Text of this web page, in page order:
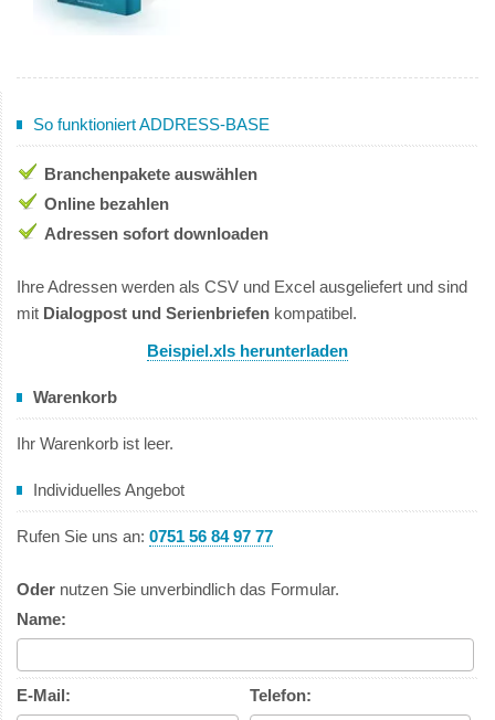
So funktioniert ADDRESS-BASE
Branchenpakete auswählen
Online bezahlen
Adressen sofort downloaden
Ihre Adressen werden als CSV und Excel ausgeliefert und sind
mit Dialogpost und Serienbriefen kompatibel.
Beispiel.xls herunterladen
Warenkorb
Ihr Warenkorb ist leer.
Individuelles Angebot
Rufen Sie uns an: 0751 56 84 97 77
Oder nutzen Sie unverbindlich das Formular.
Name:
E-Mail: Telefon: